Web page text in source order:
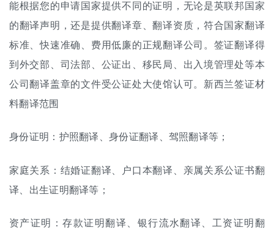
能根据您的申请国家提供不同的证明，无论是英联邦国家
的翻译声明，还是提供翻译章、翻译资质，符合国家翻译
标准、快速准确、费用低廉的正规翻译公司 。签证翻译得
到外交部、司法部、公证出、移民局、出入境管理处等本
公司翻译盖章的文件受公证处大使馆认可。新西兰签证材
料翻译范围
身份证明： 护照翻译 、身份证翻译 、 驾照翻译等；
家庭关系： 结婚证翻译 户口本翻译 、亲属关系公证书翻
译、 出生证明翻译等；
资产证明：存款证明翻译、银行流水翻译、工资证明翻